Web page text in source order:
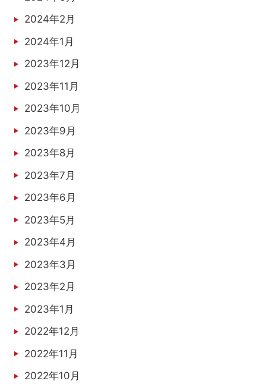
2024年2月
2024年1月
2023年12月
2023年11月
2023年10月
2023年9月
2023年8月
2023年7月
2023年6月
2023年5月
2023年4月
2023年3月
2023年2月
2023年1月
2022年12月
2022年11月
2022年10月